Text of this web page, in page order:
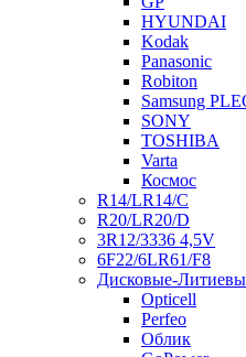
HYUNDAI
Kodak
Panasonic
Robiton
Samsung
SONY
TOSHIBA
Varta
Космос
R14/LR14/C
R20/LR20/D
3R12/3336 4,5V
6F22/6LR61/F8
Дисковые-
Opticell
Perfeo
Облик